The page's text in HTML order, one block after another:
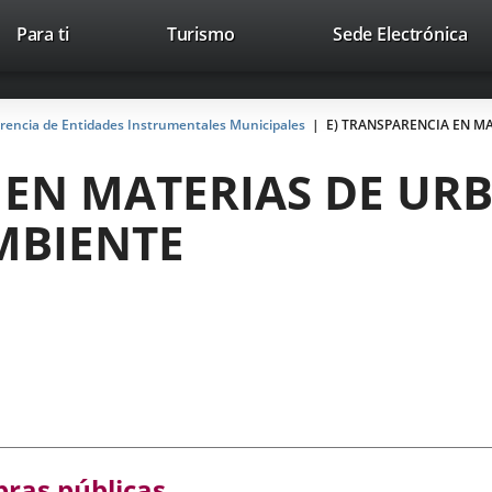
Trabaja con nosotros Contacto
Para ti TurismoThis
open
in
pop-
up
Sede ElectrónicaLink
de Entidades Instrumentales Municipales E) TRANSPARENCIA EN
MATERIAS DE